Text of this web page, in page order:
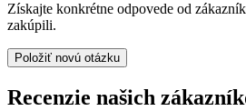
Získajte konkrétne odpovede od
zakúpili.
Položiť novú otázku
Recenzie našich